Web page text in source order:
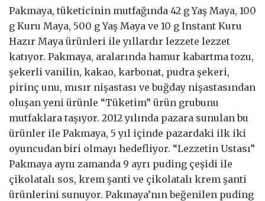
Pakmaya, tüketicinin mutfağında 42 g Yaş Maya, 100
g Kuru Maya, 500 g Yaş Maya ve 10 g Instant Kuru
Hazır Maya ürünleri ile yıllardır lezzete lezzet
katıyor. Pakmaya, aralarında hamur kabartma tozu,
şekerli vanilin, kakao, karbonat, pudra şekeri,
pirinç unu, mısır nişastası ve buğday nişastasından
oluşan yeni ürünle “Tüketim” ürün grubunu
mutfaklara taşıyor. 2012 yılında pazara sunulan bu
ürünler ile Pakmaya, 5 yıl içinde pazardaki ilk iki
oyuncudan biri olmayı hedefliyor. “Lezzetin Ustası”
Pakmaya aynı zamanda 9 ayrı puding çeşidi ile
çikolatalı sos, krem şanti ve çikolatalı krem şanti
ürünlerini sunuyor. Pakmaya’nın beğenilen puding